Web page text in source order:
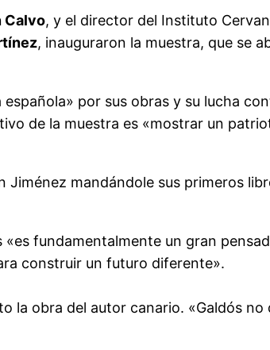
Calvo, y el director del Instituto
, inauguraron la muestra, que se
por sus obras y su lucha
de la muestra es «mostrar un
Jiménez mandándole sus primeros
fundamentalmente un gran
construir un futuro diferente».
la obra del autor canario. «Galdós no